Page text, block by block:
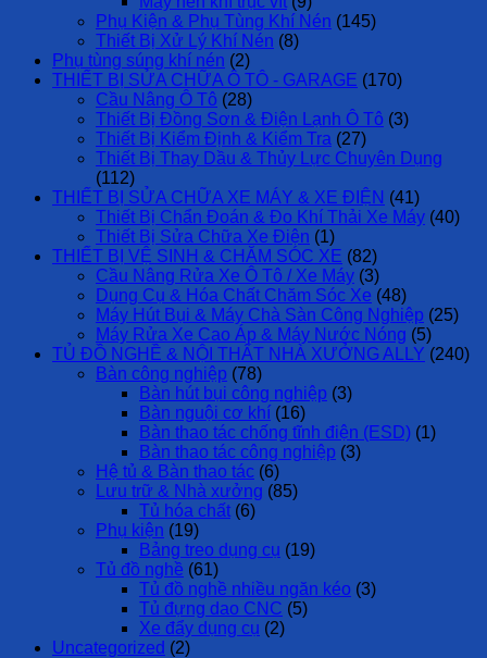
Phụ Kiện & Phụ Tùng Khí Nén (145)
Thiết Bị Xử Lý Khí Nén (8)
Phụ tùng súng khí nén (2)
THIẾT BỊ SỬA CHỮA Ô TÔ - GARAGE (170)
Cầu Nâng Ô Tô (28)
Thiết Bị Đồng Sơn & Điện Lạnh Ô Tô (3)
Thiết Bị Kiểm Định & Kiểm Tra (27)
Thiết Bị Thay Dầu & Thủy Lực Chuyên Dụng
(112)
THIẾT BỊ SỬA CHỮA XE MÁY & XE ĐIỆN (41)
Thiết Bị Chẩn Đoán & Đo Khí Thải Xe Máy (40)
Thiết Bị Sửa Chữa Xe Điện (1)
THIẾT BỊ VỆ SINH & CHĂM SÓC XE (82)
Cầu Nâng Rửa Xe Ô Tô / Xe Máy (3)
Dụng Cụ & Hóa Chất Chăm Sóc Xe (48)
Máy Hút Bụi & Máy Chà Sàn Công Nghiệp (25)
Máy Rửa Xe Cao Áp & Máy Nước Nóng (5)
TỦ ĐỒ NGHỀ & NỘI THẤT NHÀ XƯỞNG ALLY (240)
Bàn công nghiệp (78)
Bàn hút bụi công nghiệp (3)
Bàn nguội cơ khí (16)
Bàn thao tác chống tĩnh điện (ESD) (1)
Bàn thao tác công nghiệp (3)
Hệ tủ & Bàn thao tác (6)
Lưu trữ & Nhà xưởng (85)
Tủ hóa chất (6)
Phụ kiện (19)
Bảng treo dụng cụ (19)
Tủ đồ nghề (61)
Tủ đồ nghề nhiều ngăn kéo (3)
Tủ đựng dao CNC (5)
Xe đẩy dụng cụ (2)
Uncategorized (2)